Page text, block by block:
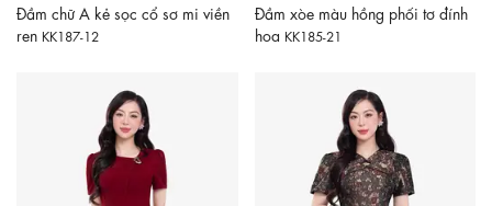
Đầm chữ A kẻ sọc cổ sơ mi viền
ren KK187-12
Đầm xòe màu hồng phối tơ đính
hoa KK185-21